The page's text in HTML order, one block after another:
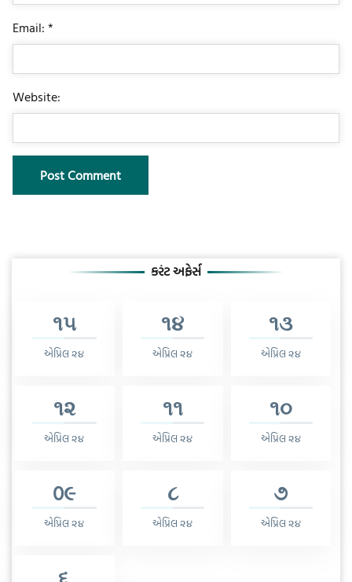
Email: *
Website:
કરંટ અફેર્સ
૧૫
એપ્રિલ ૨૪
૧૪
એપ્રિલ ૨૪
૧૩
એપ્રિલ ૨૪
૧૨
એપ્રિલ ૨૪
૧૧
એપ્રિલ ૨૪
૧૦
એપ્રિલ ૨૪
0૯
એપ્રિલ ૨૪
૮
એપ્રિલ ૨૪
૭
એપ્રિલ ૨૪